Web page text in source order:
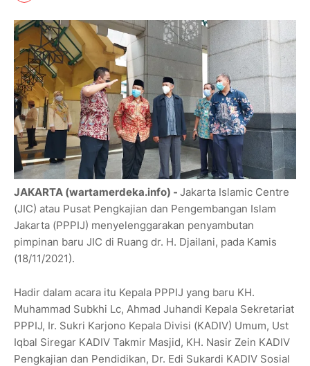
JAKARTA (wartamerdeka.info) - Jakarta Islamic Centre
(JIC) atau Pusat Pengkajian dan Pengembangan Islam
Jakarta (PPPIJ) menyelenggarakan penyambutan
pimpinan baru JIC di Ruang dr. H. Djailani, pada Kamis
(18/11/2021).
Hadir dalam acara itu Kepala PPPIJ yang baru KH.
Muhammad Subkhi Lc, Ahmad Juhandi Kepala Sekretariat
PPPIJ, Ir. Sukri Karjono Kepala Divisi (KADIV) Umum, Ust
Iqbal Siregar KADIV Takmir Masjid, KH. Nasir Zein KADIV
Pengkajian dan Pendidikan, Dr. Edi Sukardi KADIV Sosial